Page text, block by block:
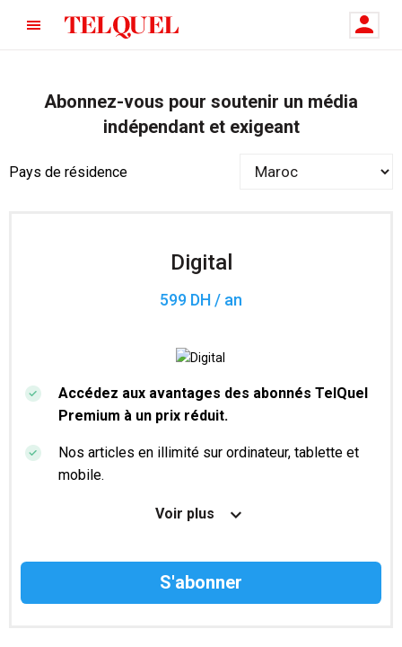
Abonnez-vous pour soutenir un média
indépendant et exigeant
Pays de résidence
Digital
599 DH / an
Accédez aux avantages des abonnés TelQuel
Premium à un prix réduit.
Nos articles en illimité sur ordinateur, tablette et
mobile.
Le magazine TelQuel en numérique avant la sortie
Des informations confidentielles résérvées aux
Voir plus